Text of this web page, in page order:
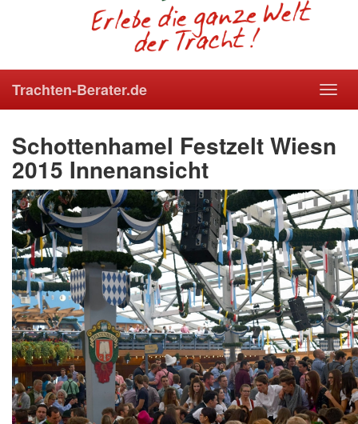
Trachten-Berater.de
Schottenhamel Festzelt Wiesn
2015 Innenansicht